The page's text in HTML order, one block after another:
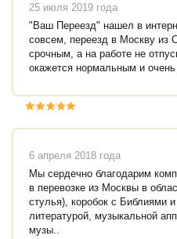
25 июля 2019 года
"Ваш Переезд" нашел в
совсем, переезд в Москву из
срочным, а на работе не
окажется нормальным и
6 апреля 2018 года
Мы сердечно благодарим
в перевозке из Москвы в
стулья), коробок с Библиями
литературой, музыкальной
музы..